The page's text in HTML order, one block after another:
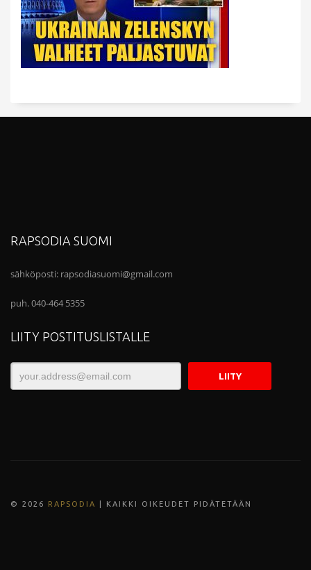
RAPSODIA SUOMI
sähköposti: rapsodiasuomi@gmail.com
puh. 040-464 5355
LIITY POSTITUSLISTALLE
© 202 6 RAPSODIA | KAIKKI OIKEUDET PIDÄTETÄÄN